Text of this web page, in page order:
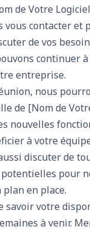
de Votre
vous contacter et
de vos
continuer
entreprise.
nous
de [Nom de
nouvelles
à votre
discuter de
pour
plan en place.
savoir votre
à venir.